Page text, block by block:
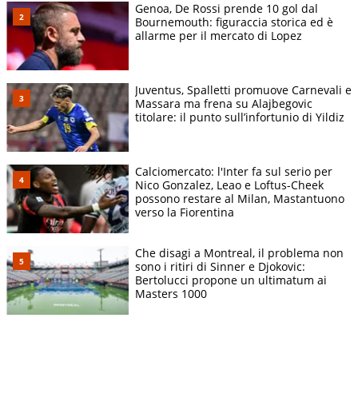
Genoa, De Rossi prende 10 gol dal
Bournemouth: figuraccia storica ed è
allarme per il mercato di Lopez
Juventus, Spalletti promuove Carnevali e
Massara ma frena su Alajbegovic
titolare: il punto sull’infortunio di Yildiz
Calciomercato: l'Inter fa sul serio per
Nico Gonzalez, Leao e Loftus-Cheek
possono restare al Milan, Mastantuono
verso la Fiorentina
Che disagi a Montreal, il problema non
sono i ritiri di Sinner e Djokovic:
Bertolucci propone un ultimatum ai
Masters 1000